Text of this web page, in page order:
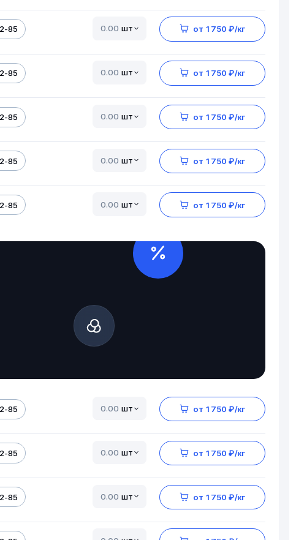
85 шт от 1 750 ₽/кг
85 шт от 1 750 ₽/кг
85 шт от 1 750 ₽/кг
85 шт от 1 750 ₽/кг
85 шт от 1 750 ₽/кг
85 шт от 1 750 ₽/кг
85 шт от 1 750 ₽/кг
85 шт от 1 750 ₽/кг